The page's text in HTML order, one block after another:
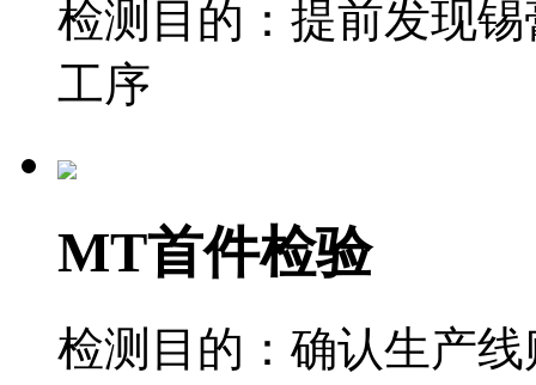
检测目的：提前发现
工序
MT首件检验
检测目的：确认生产